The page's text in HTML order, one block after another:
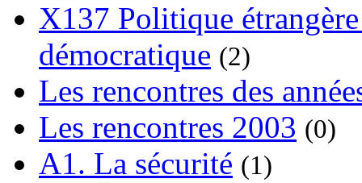
X137 Politique
démocratique (2)
Les rencontres des
Les rencontres 2003 (0)
A1. La sécurité (1)